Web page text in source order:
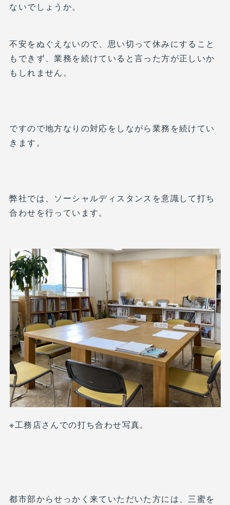
ないでしょうか。
不安をぬぐえないので、思い切って休みにすること
もできず、業務を続けていると言った方が正しいか
もしれません。
ですので地方なりの対応をしながら業務を続けてい
きます。
弊社では、ソーシャルディスタンスを意識して打ち
合わせを行っています。
※工務店さんでの打ち合わせ写真。
都市部からせっかく来ていただいた方には、三蜜を